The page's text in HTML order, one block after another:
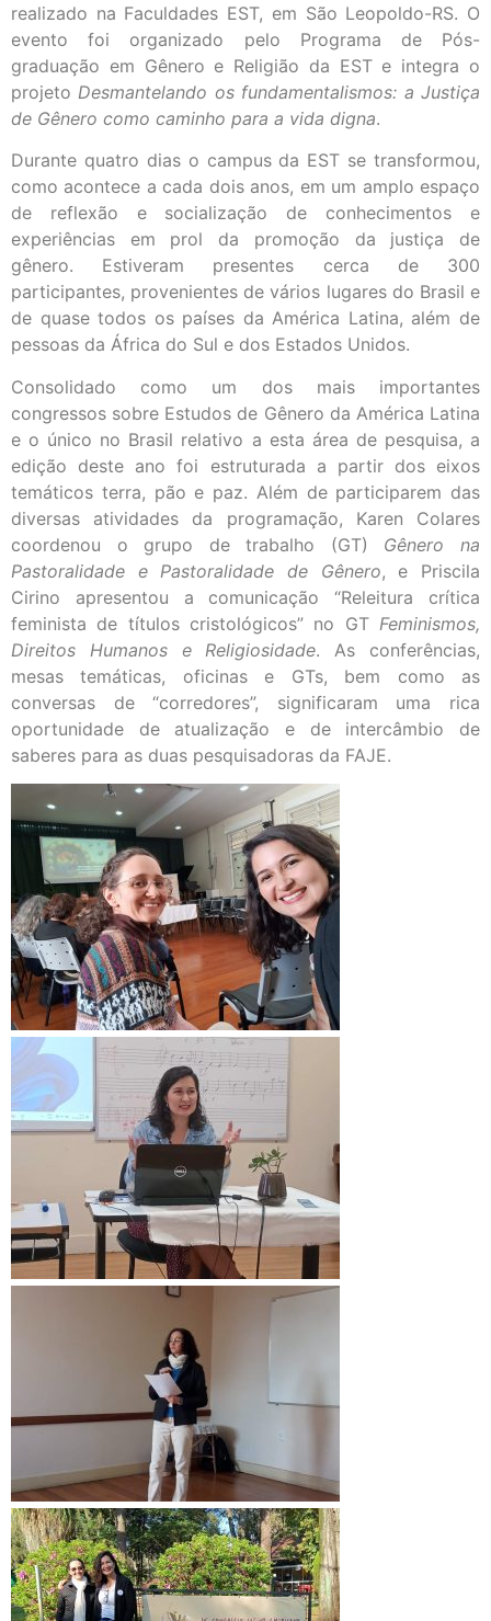
realizado na Faculdades EST, em São Leopoldo-RS. O
evento foi organizado pelo Programa de Pós-
graduação em Gênero e Religião da EST e integra o
projeto Desmantelando os fundamentalismos: a Justiça
de Gênero como caminho para a vida digna.
Durante quatro dias o campus da EST se transformou,
como acontece a cada dois anos, em um amplo espaço
de reflexão e socialização de conhecimentos e
experiências em prol da promoção da justiça de
gênero. Estiveram presentes cerca de 300
participantes, provenientes de vários lugares do Brasil e
de quase todos os países da América Latina, além de
pessoas da África do Sul e dos Estados Unidos.
Consolidado como um dos mais importantes
congressos sobre Estudos de Gênero da América Latina
e o único no Brasil relativo a esta área de pesquisa, a
edição deste ano foi estruturada a partir dos eixos
temáticos terra, pão e paz. Além de participarem das
diversas atividades da programação, Karen Colares
coordenou o grupo de trabalho (GT) Gênero na
Pastoralidade e Pastoralidade de Gênero, e Priscila
Cirino apresentou a comunicação “Releitura crítica
feminista de títulos cristológicos” no GT Feminismos,
Direitos Humanos e Religiosidade. As conferências,
mesas temáticas, oficinas e GTs, bem como as
conversas de “corredores”, significaram uma rica
oportunidade de atualização e de intercâmbio de
saberes para as duas pesquisadoras da FAJE.